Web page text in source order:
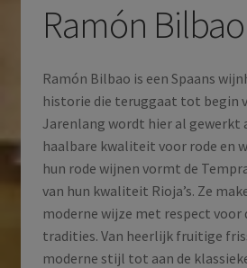
Ramón Bilbao
Ramón Bilbao is een Spaans
historie die teruggaat tot begin
Jarenlang wordt hier al gewerkt
haalbare kwaliteit voor rode en
hun rode wijnen vormt de
van hun kwaliteit Rioja’s. Ze
moderne wijze met respect voor
tradities. Van heerlijk fruitige
moderne stijl tot aan de